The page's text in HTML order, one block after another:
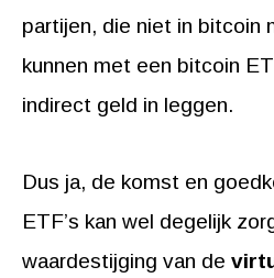
partijen, die niet in bitcoin
kunnen met een bitcoin
indirect geld in leggen.
Dus ja, de komst en
ETF’s kan wel degelijk
waardestijging van de